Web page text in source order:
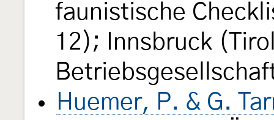
faunistische
12); Innsbruck
Huemer, P. & G.